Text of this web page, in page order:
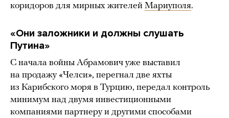
коридоров для мирных жителей Мариуполя.
«Они заложники и должны слушать
Путина»
С начала войны Абрамович уже выставил
на продажу «Челси», перегнал две яхты
из Карибского моря в Турцию, передал контроль
минимум над двумя инвестиционными
компаниями партнеру и другими способами